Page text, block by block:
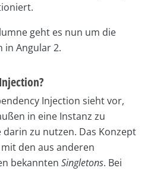
geht es nun um die
in Angular 2.
Injection sieht vor,
in eine Instanz zu
zu nutzen. Das Konzept
den aus anderen
bekannten Singletons. Bei